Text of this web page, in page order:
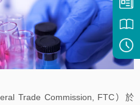
Trade Commission, FTC）於